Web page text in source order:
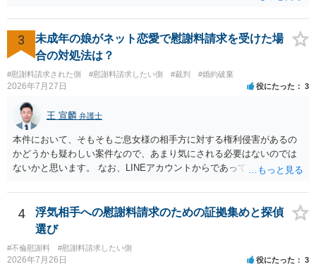
には、追加着手金や日当、実費が発生することもあります。 もっと
も、証拠が十分にあるか、相手方の住所・勤務先が分かるか、慰謝料
額、離婚の有無、交渉で終わるか訴訟まで見込むかによって、費用は
変わり得ます。依頼前に、交渉だけの場合、訴訟になった場合、回収
できなかった場合の費用を確認しておくとよいでしょう。 弁護士選び
では、不貞慰謝料案件の経験が相応にあるか、費用体系が明確か、見
通しを過度に楽観的に言い過ぎないか、質問に具体的に答えてくれる
か、連絡方法（メール、電話、弁護士直接か事務局員を介するかな
ど）や対応スピードが合うかを確認するとよいと思います。いずれに
しましても、弁護士への相談・依頼にあたっては、証拠資料、夫と相
手方の関係、相手方の氏名・住所等、夫婦関係への影響、離婚予定の
有無など事実関係をよく整理して相談されることをお勧めいたしま
す。
3
未成年の娘がネット恋愛で慰謝料請求を受けた場
合の対処法は？
#慰謝料請求された側 #慰謝料請求したい側 #裁判 #婚約破棄
2026年7月27日 役にたった 3
王 宣麟 弁護士
本件において、そもそもご息女様の相手方に対する権利侵害があるの
かどうかも疑わしい案件なので、あまり気にされる必要はないのでは
ないかと思います。 なお、LINEアカウントからであっても、そこに紐
るパターンはありえるものの、本件のような精神的損害が発生したと
明確にいえないような案件において開示がなされる可能性も低いので
はないかと推察します。
4
浮気相手への慰謝料請求のための証拠集めと探偵
選び
#不倫慰謝料 #慰謝料請求したい側
2026年7月26日 役にたった 3